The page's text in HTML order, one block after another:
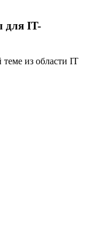
для IT-
из области IT